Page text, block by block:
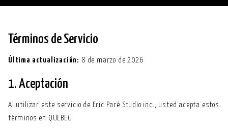
Términos de Servicio
Última actualización: 8 de marzo de 2026
1. Aceptación
Al utilizar este servicio de Eric Paré Studio inc., usted acepta estos
términos en QUEBEC.